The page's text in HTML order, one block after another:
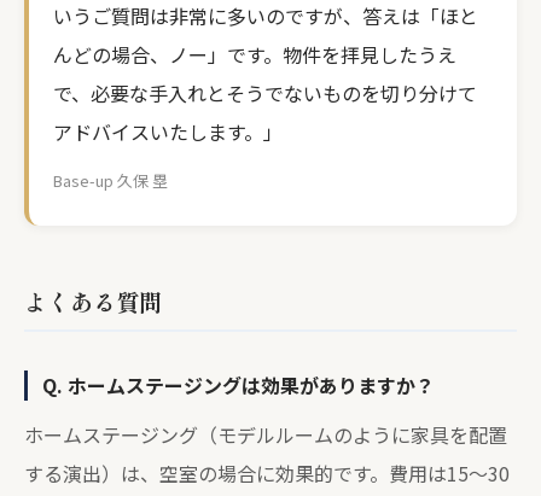
いうご質問は非常に多いのですが、答えは「ほと
んどの場合、ノー」です。物件を拝見したうえ
で、必要な手入れとそうでないものを切り分けて
アドバイスいたします。」
Base-up 久保 塁
よくある質問
Q. ホームステージングは効果がありますか？
ホームステージング（モデルルームのように家具を配置
する演出）は、空室の場合に効果的です。費用は15〜30